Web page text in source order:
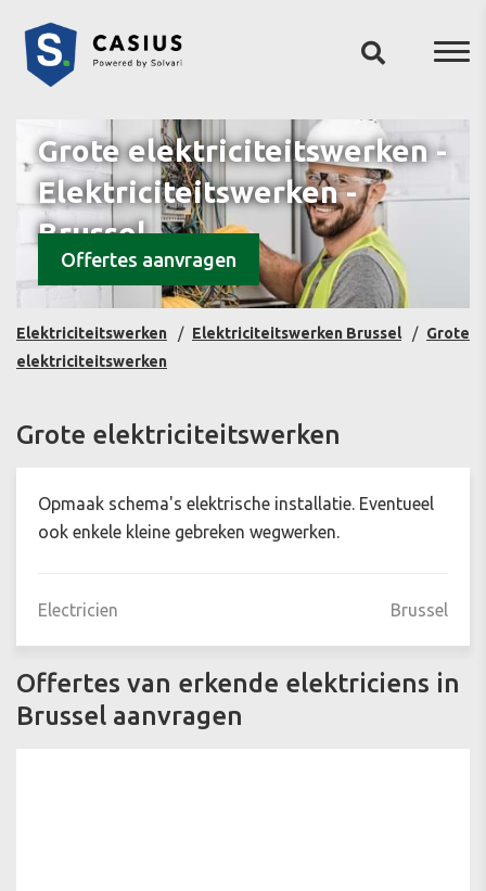
Grote elektriciteitswerken -
Elektriciteitswerken -
Brussel
Offertes aanvragen
Elektriciteitswerken Elektriciteitswerken Brussel
Grote
elektriciteitswerken
Grote elektriciteitswerken
Opmaak schema's elektrische installatie. Eventueel
ook enkele kleine gebreken wegwerken.
Electricien Brussel
Offertes van erkende elektriciens in
Brussel aanvragen